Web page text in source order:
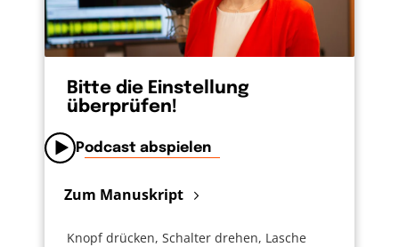
Bitte die Einstellung
überprüfen!
Podcast abspielen
Zum Manuskript
Knopf drücken, Schalter drehen, Lasche